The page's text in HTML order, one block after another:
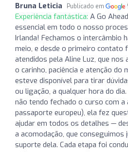
Bruna Leticia Publicado em
Experiência fantástica: A Go
essencial em todo o nosso
Irlanda! Fechamos o intercâmbio
meio, e desde o primeiro contato
atendidos pela Aline Luz, que nos
o carinho, paciência e atenção do
esteve disponível para tirar
ou ligação, a qualquer hora do
não tendo fechado o curso com
passaporte europeu), ela fez
ajudar em todos os detalhes —
a acomodação, que conseguimos
suporte dela. Cada etapa foi